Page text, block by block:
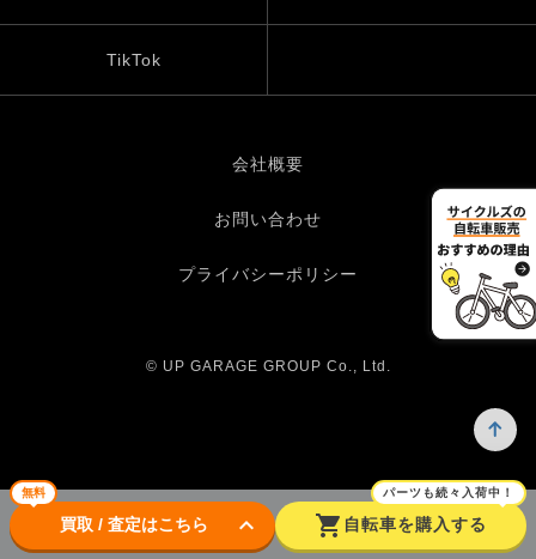
無料
買取 / 査定はこちら keyboard_arrow_down shopping_cart
パーツも続々入荷中！
自転車を購入する
TikTok
会社概要
お問い合わせ
プライバシーポリシー
© UP GARAGE GROUP Co., Ltd.